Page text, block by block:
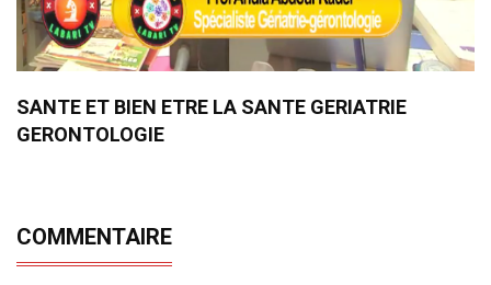
SANTE ET BIEN ETRE LA SANTE GERIATRIE
GERONTOLOGIE
COMMENTAIRE